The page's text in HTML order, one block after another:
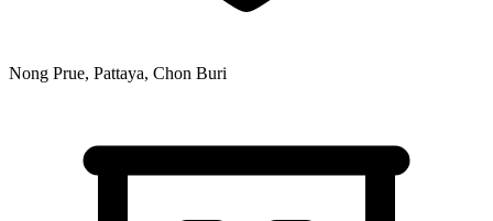
Nong Prue, Pattaya, Chon Buri